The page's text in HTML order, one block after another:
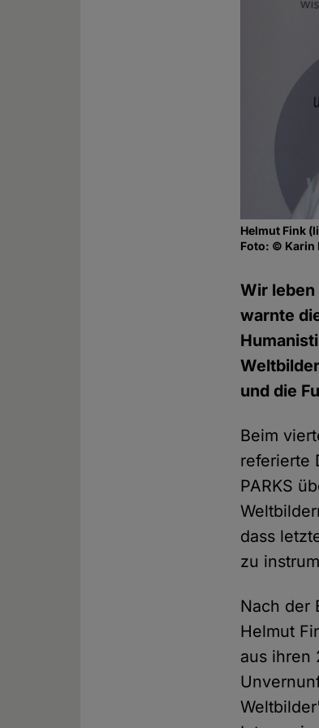
Helmut Fink
Foto: © Karin
Wir
warnte
und die
Beim
referierte
PARKS
dass
zu
Nach der
Helmut
aus ihren